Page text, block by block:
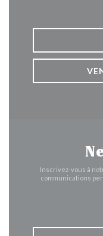
Inscrivez-vous à
communications